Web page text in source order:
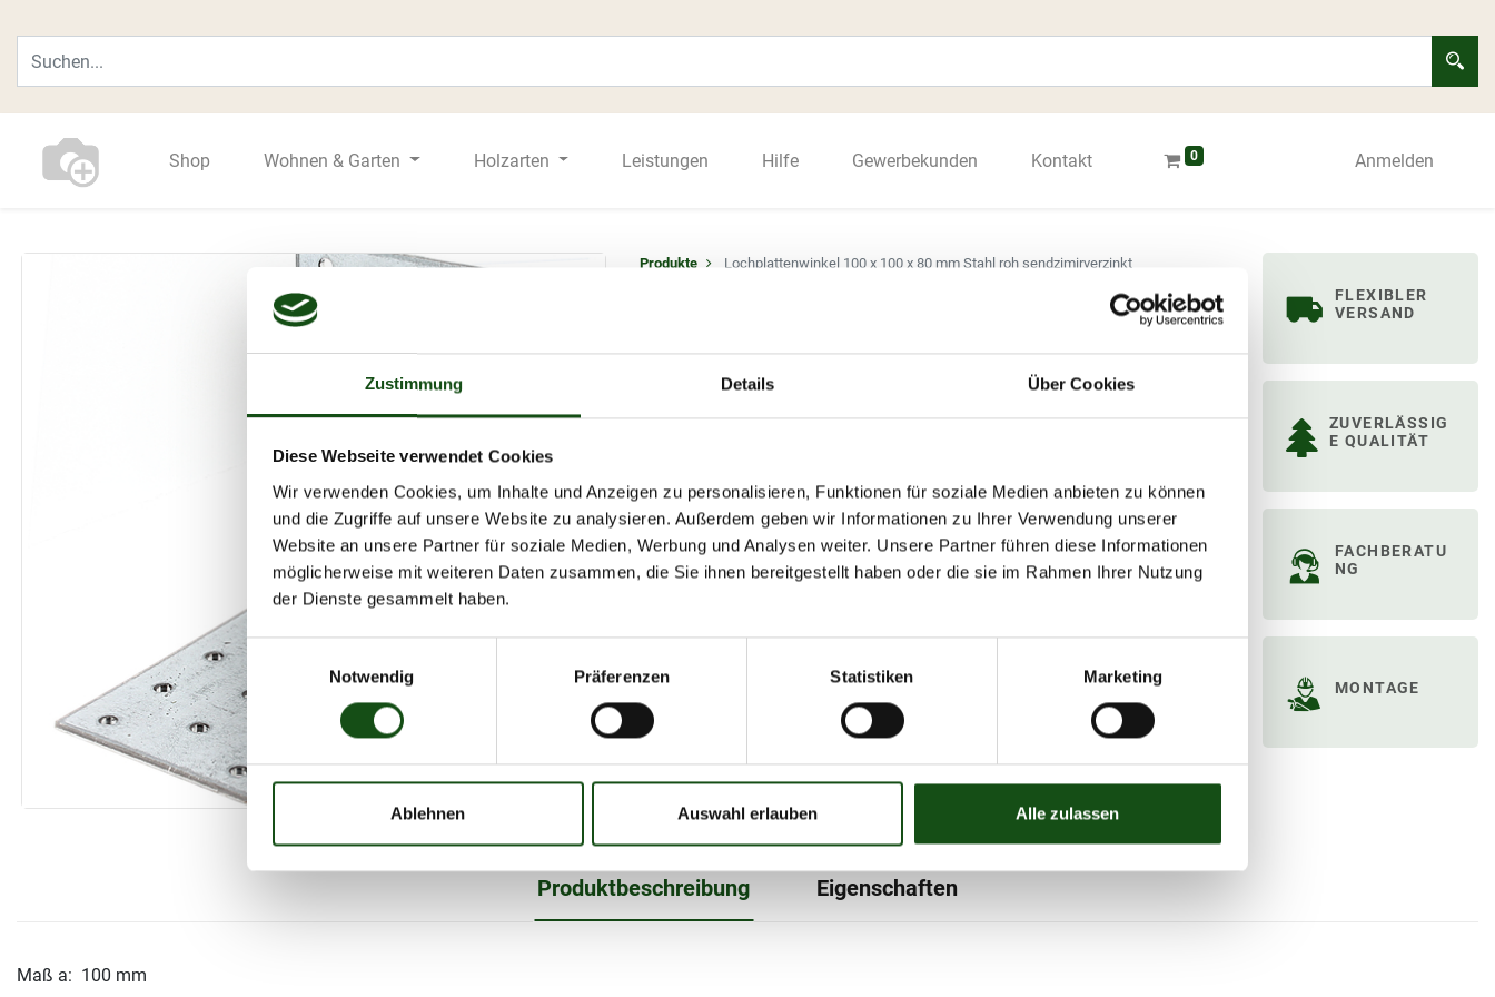
Zustimmung Details Über Cookies
Diese Webseite verwendet Cookies
Wir verwenden Cookies, um Inhalte und Anzeigen zu personalisieren, Funktionen für soziale Medien anbieten zu können
und die Zugriffe auf unsere Website zu analysieren. Außerdem geben wir Informationen zu Ihrer Verwendung unserer
Website an unsere Partner für soziale Medien, Werbung und Analysen weiter. Unsere Partner führen diese Informationen
möglicherweise mit weiteren Daten zusammen, die Sie ihnen bereitgestellt haben oder die sie im Rahmen Ihrer Nutzung
der Dienste gesammelt haben.
E
n
l
g
Notwendig Präferenzen Statistiken Marketing
Ablehnen Auswahl erlauben Alle zulassen
Shop Wohnen & Garten Holzarten Leistungen Hilfe Gewerbekunden Kontakt 0 Anmelden
Produkte Lochplattenwinkel 100 x 100 x 80 mm Stahl roh sendzimirverzinkt
Lochplattenwinkel 100 x 100 x 80 mm Stahl roh
Korrosionsschutz:sendzimirverzinkt
In den Warenkorb
Versandinformationen
FLEXIBLER
VERSAND
ZUVERLÄSSIG
E QUALITÄT
FACHBERATU
NG
MONTAGE
Produktbeschreibung Eigenschaften
Maß a: 100 mm